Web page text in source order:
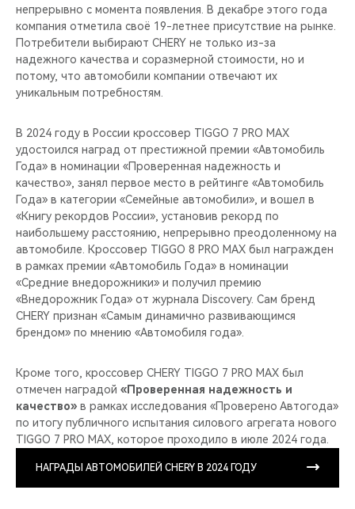
непрерывно с момента появления. В декабре этого года
компания отметила своё 19-летнее присутствие на рынке.
Потребители выбирают CHERY не только из-за
надежного качества и соразмерной стоимости, но и
потому, что автомобили компании отвечают их
уникальным потребностям.
В 2024 году в России кроссовер TIGGO 7 PRO MAX
удостоился наград от престижной премии «Автомобиль
Года» в номинации «Проверенная надежность и
качество», занял первое место в рейтинге «Автомобиль
Года» в категории «Семейные автомобили», и вошел в
«Книгу рекордов России», установив рекорд по
наибольшему расстоянию, непрерывно преодоленному на
автомобиле. Кроссовер TIGGO 8 PRO MAX был награжден
в рамках премии «Автомобиль Года» в номинации
«Средние внедорожники» и получил премию
«Внедорожник Года» от журнала Discovery. Сам бренд
CHERY признан «Самым динамично развивающимся
брендом» по мнению «Автомобиля года».
Кроме того, кроссовер CHERY TIGGO 7 PRO MAX был
отмечен наградой «Проверенная надежность и
качество» в рамках исследования «Проверено Автогода»
по итогу публичного испытания силового агрегата нового
TIGGO 7 PRO MAX, которое проходило в июле 2024 года.
НАГРАДЫ АВТОМОБИЛЕЙ CHERY В 2024 ГОДУ